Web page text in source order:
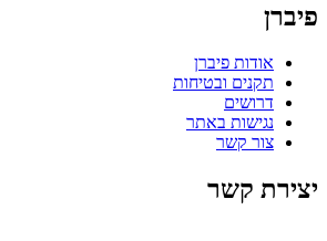
פיברן
אודות פיברן
תקנים ובטיחות
דרושים
נגישות באתר
צור קשר
יצירת קשר